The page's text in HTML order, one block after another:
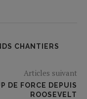
CHANTIERS
Articles suivant
DE FORCE DEPUIS
ROOSEVELT